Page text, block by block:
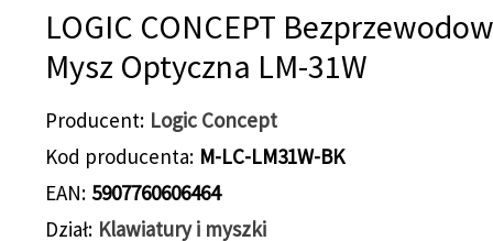
LOGIC CONCEPT
Mysz Optyczna LM-31W
Producent Logic Concept
Kod producenta M-LC-LM31W-BK
EAN 5907760606464
Dział Klawiatury i myszki